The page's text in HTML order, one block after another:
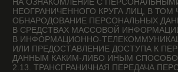
— ОРГАНИЗОВЫВАТЬ ОБРАБОТКУ ПЕРСОНАЛЬНЫХ
ДАННЫХ В ПОРЯДКЕ, УСТАНОВЛЕННОМ ДЕЙСТВУЮЩИМ
ЗАКОНОДАТЕЛЬСТВОМ РФ;
— ОТВЕЧАТЬ НА ОБРАЩЕНИЯ И ЗАПРОСЫ СУБЪЕКТОВ
ПЕРСОНАЛЬНЫХ ДАННЫХ И ИХ ЗАКОННЫХ
ПРЕДСТАВИТЕЛЕЙ В СООТВЕТСТВИИ С ТРЕБОВАНИЯМИ
ЗАКОНА О ПЕРСОНАЛЬНЫХ ДАННЫХ;
— СООБЩАТЬ В УПОЛНОМОЧЕННЫЙ ОРГАН ПО ЗАЩИТЕ
ПРАВ СУБЪЕКТОВ ПЕРСОНАЛЬНЫХ ДАННЫХ ПО ЗАПРОСУ
ЭТОГО ОРГАНА НЕОБХОДИМУЮ ИНФОРМАЦИЮ
В ТЕЧЕНИЕ 10 ДНЕЙ С ДАТЫ ПОЛУЧЕНИЯ ТАКОГО